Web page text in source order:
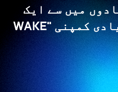
میں سے ایک
ہے، اور اس کی بنیادی کمپنی "WAKE